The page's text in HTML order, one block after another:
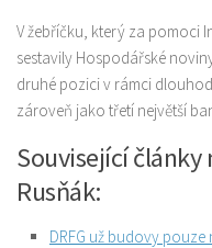
V žebříčku, který za pomoci
sestavily Hospodářské
druhé pozici v rámci
zároveň jako třetí největší
Související články
Rusňák:
DRFG už budovy